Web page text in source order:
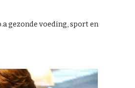
gezonde voeding, sport en